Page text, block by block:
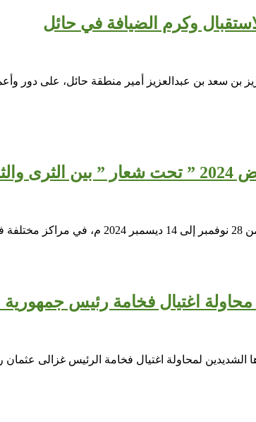
وكرم الضيافة في حائل
بن سعد بن عبدالعزيز أمير منطقة حائل، على دور
محاولة اغتيال فخامة رئيس جمهورية
الشديدين لمحاولة اغتيال فخامة الرئيس غزالى